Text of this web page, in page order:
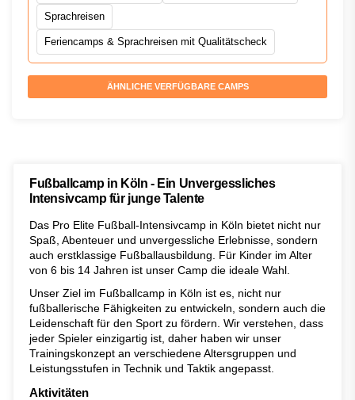
Sprachreisen
Feriencamps & Sprachreisen mit Qualitätscheck
ÄHNLICHE VERFÜGBARE CAMPS
Fußballcamp in Köln - Ein Unvergessliches
Intensivcamp für junge Talente
Das Pro Elite Fußball-Intensivcamp in Köln bietet nicht nur
Spaß, Abenteuer und unvergessliche Erlebnisse, sondern
auch erstklassige Fußballausbildung. Für Kinder im Alter
von 6 bis 14 Jahren ist unser Camp die ideale Wahl.
Unser Ziel im Fußballcamp in Köln ist es, nicht nur
fußballerische Fähigkeiten zu entwickeln, sondern auch die
Leidenschaft für den Sport zu fördern. Wir verstehen, dass
jeder Spieler einzigartig ist, daher haben wir unser
Trainingskonzept an verschiedene Altersgruppen und
Leistungsstufen in Technik und Taktik angepasst.
Aktivitäten